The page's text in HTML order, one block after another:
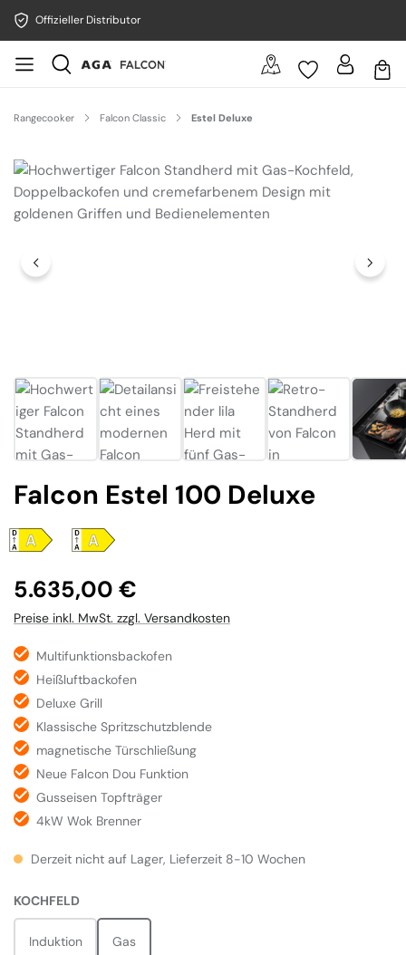
Offizieller Distributor
Rangecooker Falcon Classic Estel Deluxe
Bildergalerie überspringen
Falcon Estel 100 Deluxe
Regulärer Preis:
5.635,00 €
Preise inkl. MwSt. zzgl. Versandkosten
Multifunktionsbackofen
Heißluftbackofen
Deluxe Grill
Klassische Spritzschutzblende
magnetische Türschließung
Neue Falcon Dou Funktion
Gusseisen Topfträger
4kW Wok Brenner
Derzeit nicht auf Lager, Lieferzeit 8-10 Wochen
KOCHFELDAUSWÄHLEN
Induktion Gas